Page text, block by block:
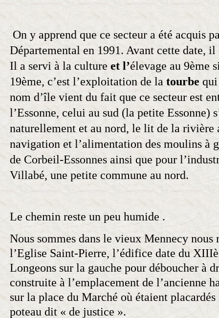
On y apprend que ce secteur a été acquis
Départemental en 1991. Avant cette date, il
Il a servi à la culture et l’élevage au 9ème
19ème, c’est l’exploitation de la tourbe
nom d’île vient du fait que ce secteur est
l’Essonne, celui au sud (la petite Essonne)
naturellement et au nord, le lit de la rivière
navigation et l’alimentation des moulins à
de Corbeil-Essonnes ainsi que pour
Villabé, une petite commune au nord.
Le chemin reste un peu humide .
Nous sommes dans le vieux Mennecy nous
l’Eglise Saint-Pierre, l’édifice date du
Longeons sur la gauche pour déboucher à
construite à l’emplacement de l’ancienne
sur la place du Marché où étaient
poteau dit « de justice ».